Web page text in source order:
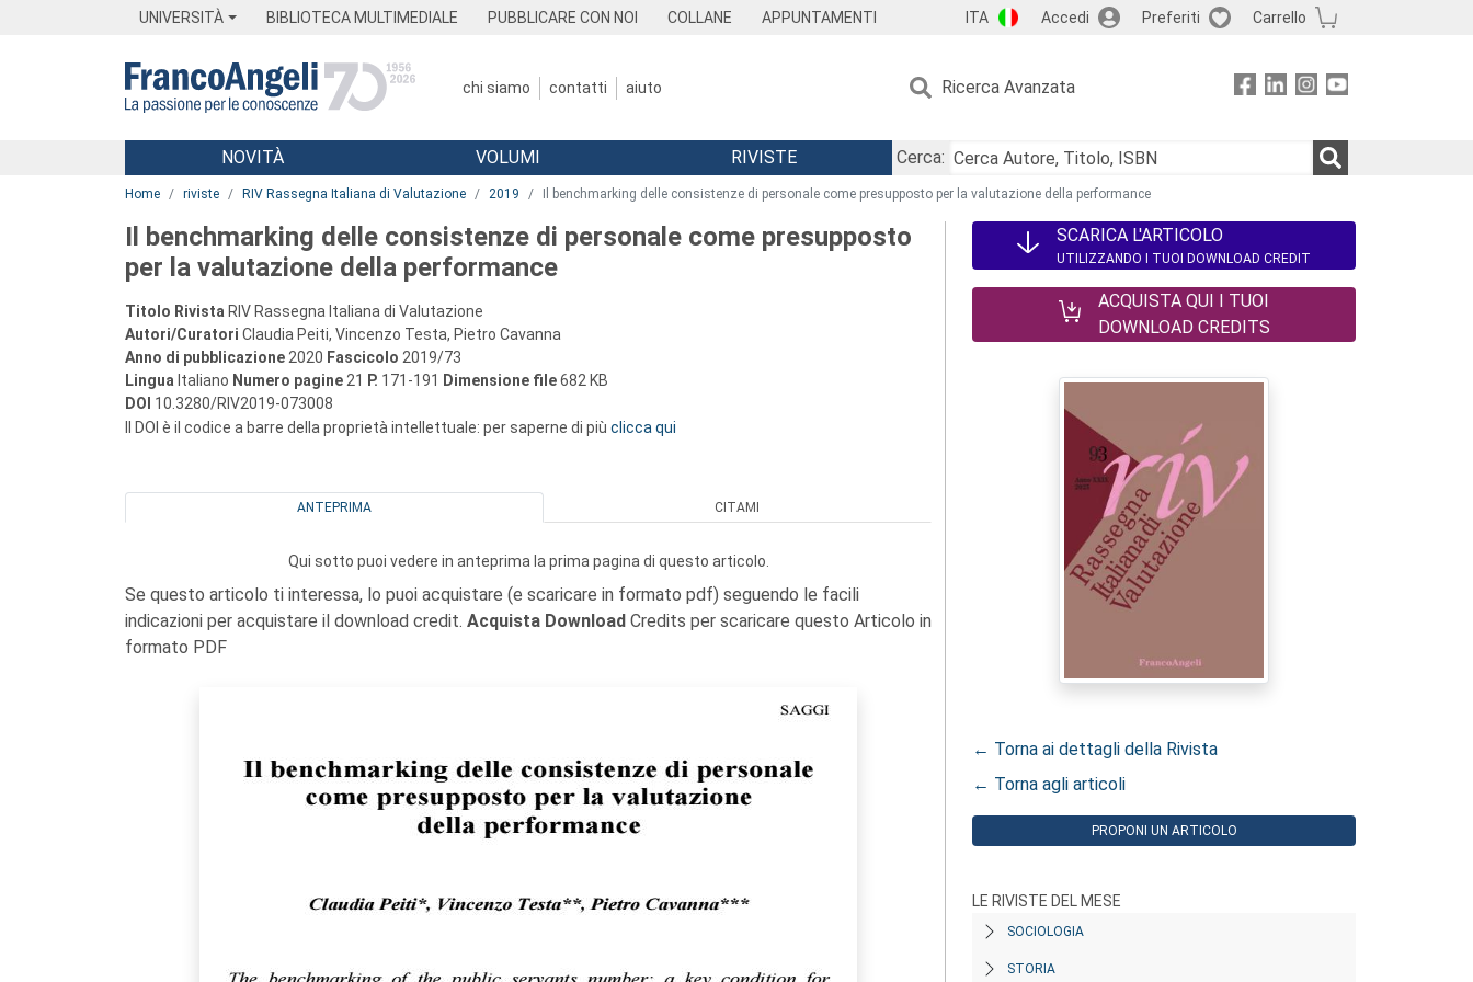
UNIVERSITÀ BIBLIOTECA MULTIMEDIALE PUBBLICARE CON NOI COLLANE APPUNTAMENTI ITA Accedi Preferiti Carrello
chi siamo contatti aiuto Ricerca Avanzata
Menu
NOVITÀ VOLUMI RIVISTE
Cerca:
Home riviste RIV Rassegna Italiana di Valutazione 2019 Il benchmarking delle consistenze di personale come presupposto per la valutazione della performance
Il benchmarking delle consistenze di personale come presupposto
per la valutazione della performance
Titolo Rivista RIV Rassegna Italiana di Valutazione
Autori/Curatori Claudia Peiti, Vincenzo Testa, Pietro Cavanna
Anno di pubblicazione 2020 Fascicolo 2019/73
Lingua Italiano Numero pagine 21 P. 171-191 Dimensione file682 KB
DOI 10.3280/RIV2019-073008
Il DOI è il codice a barre della proprietà intellettuale: per saperne di più clicca qui
ANTEPRIMA CITAMI
Qui sotto puoi vedere in anteprima la prima pagina di questo articolo.
Se questo articolo ti interessa, lo puoi acquistare (e scaricare in formato pdf) seguendo le facili
indicazioni per acquistare il download credit. Acquista Download Credits per scaricare questo Articolo in
formato PDF
SCARICA L'ARTICOLO
UTILIZZANDO I TUOI DOWNLOAD CREDIT
ACQUISTA QUI I TUOI
DOWNLOAD CREDITS
← Torna ai dettagli della Rivista
← Torna agli articoli
PROPONI UN ARTICOLO
LE RIVISTE DEL MESE
SOCIOLOGIA
STORIA